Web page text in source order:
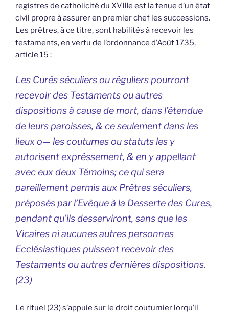
registres de catholicité du XVIIIe est la tenue d’un état
civil propre à assurer en premier chef les successions.
Les prêtres, à ce titre, sont habilités à recevoir les
testaments, en vertu de l’ordonnance d’Août 1735,
article 15 :
Les Curés séculiers ou réguliers pourront
recevoir des Testaments ou autres
dispositions à cause de mort, dans l’étendue
de leurs paroisses, & ce seulement dans les
lieux o— les coutumes ou statuts les y
autorisent expréssement, & en y appellant
avec eux deux Témoins; ce qui sera
pareillement permis aux Prêtres séculiers,
préposés par l’Evêque à la Desserte des Cures,
pendant qu’ils desserviront, sans que les
Vicaires ni aucunes autres personnes
Ecclésiastiques puissent recevoir des
Testaments ou autres dernières dispositions.
(23)
Le rituel (23) s’appuie sur le droit coutumier lorqu’il